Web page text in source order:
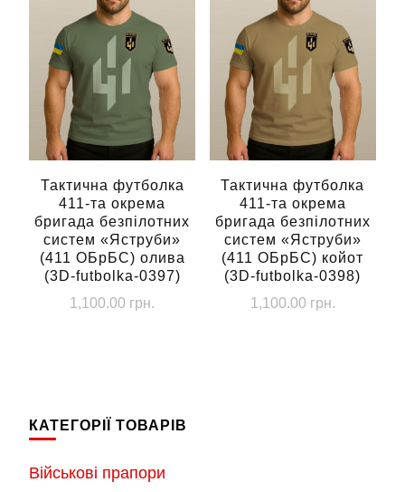
кілька
варіантів.
Параметри
можна
вибрати
сторінці
товару
2,300.00
має
кілька
варіантів.
Параметри
можна
вибрати
на
сторінці
товару
Тактична футболка
411-та окрема
бригада безпілотних
систем «Яструби»
(411 ОБрБС) олива
(3D-futbolka-0397)
1,100.00 грн.
варіантів.
можна
Тактична футболка
411-та окрема
бригада безпілотних
систем «Яструби»
(411 ОБрБС) койот
(3D-futbolka-0398)
1,100.00 грн.
КАТЕГОРІЇ ТОВАРІВ
Військові прапори